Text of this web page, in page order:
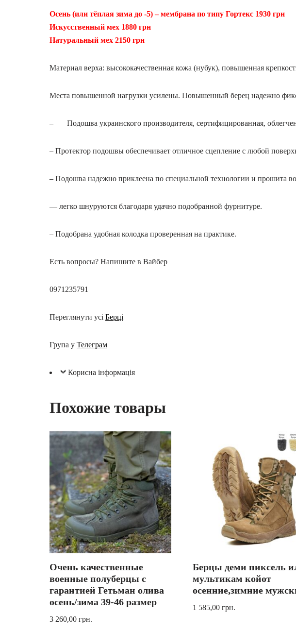
Осень (или тёплая зима до -5) – мембрана по типу Гортекс 1930 грн
Искусственный мех 1880 грн
Натуральный мех 2150 грн
Материал верха: высококачественная кожа (нубук), повышенная
Места повышенной нагрузки усилены. Повышенный берец надежно
– Подошва украинского производителя, сертифицированная,
– Протектор подошвы обеспечивает отличное сцепление с любой
– Подошва надежно приклеена по специальной технологии и прошита
— легко шнуруются благодаря удачно подобранной фурнитуре.
– Подобрана удобная колодка проверенная на практике.
Есть вопросы? Напишите в Вайбер
0971235791
Переглянути усі Берці
Група у Телеграм
Корисна інформація
Похожие товары
Очень качественные
военные полуберцы с
гарантией Гетьман олива
осень/зима 39-46 размер
3 260,00 грн.
Берцы деми пиксель
мультикам койот
осенние,зимние
1 585,00 грн.